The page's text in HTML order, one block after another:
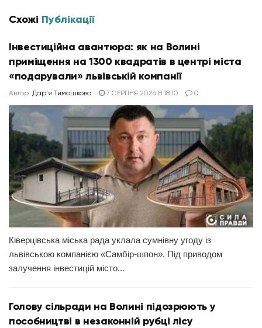
Схожі Публікації
Інвестиційна авантюра: як на Волині
приміщення на 1300 квадратів в центрі міста
«подарували» львівській компанії
Автор: Дар'я Тимошкова 7 СЕРПНЯ 2026 В 18:10 0
Ківерцівська міська рада уклала сумнівну угоду із
львівською компанією «Самбір-шпон». Під приводом
залучення інвестицій місто...
Голову сільради на Волині підозрюють у
пособництві в незаконній рубці лісу